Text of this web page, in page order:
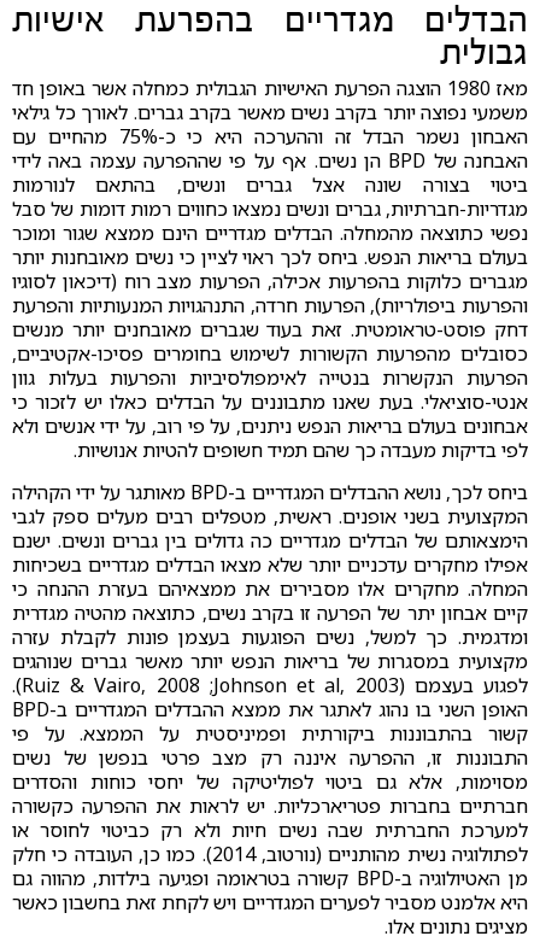
הבדלים מגדריים בהפרעת אישיות
גבולית
מאז 1980 הוצגה הפרעת האישיות הגבולית כמחלה אשר באופן חד
משמעי נפוצה יותר בקרב נשים מאשר בקרב גברים. לאורך כל גילאי
האבחון נשמר הבדל זה וההערכה היא כי כ-75% מהחיים עם
האבחנה של BPD הן נשים. אף על פי שההפרעה עצמה באה לידי
ביטוי בצורה שונה אצל גברים ונשים, בהתאם לנורמות
מגדריות-חברתיות, גברים ונשים נמצאו כחווים רמות דומות של סבל
נפשי כתוצאה מהמחלה. הבדלים מגדריים הינם ממצא שגור ומוכר
בעולם בריאות הנפש. ביחס לכך ראוי לציין כי נשים מאובחנות יותר
מגברים כלוקות בהפרעות אכילה, הפרעות מצב רוח (דיכאון לסוגיו
והפרעות ביפולריות), הפרעות חרדה, התנהגויות המנעותיות והפרעת
דחק פוסט-טראומטית. זאת בעוד שגברים מאובחנים יותר מנשים
כסובלים מהפרעות הקשורות לשימוש בחומרים פסיכו-אקטיביים,
הפרעות הנקשרות בנטייה לאימפולסיביות והפרעות בעלות גוון
אנטי-סוציאלי. בעת שאנו מתבוננים על הבדלים כאלו יש לזכור כי
אבחונים בעולם בריאות הנפש ניתנים, על פי רוב, על ידי אנשים ולא
לפי בדיקות מעבדה כך שהם תמיד חשופים להטיות אנושיות.
ביחס לכך, נושא ההבדלים המגדריים ב-BPD מאותגר על ידי הקהילה
המקצועית בשני אופנים. ראשית, מטפלים רבים מעלים ספק לגבי
הימצאותם של הבדלים מגדריים כה גדולים בין גברים ונשים. ישנם
אפילו מחקרים עדכניים יותר שלא מצאו הבדלים מגדריים בשכיחות
המחלה. מחקרים אלו מסבירים את ממצאיהם בעזרת ההנחה כי
קיים אבחון יתר של הפרעה זו בקרב נשים, כתוצאה מהטיה מגדרית
ומדגמית. כך למשל, נשים הפוגעות בעצמן פונות לקבלת עזרה
מקצועית במסגרות של בריאות הנפש יותר מאשר גברים שנוהגים
לפגוע בעצמם (Ruiz & Vairo, 2008 ;Johnson et al, 2003).
האופן השני בו נהוג לאתגר את ממצא ההבדלים המגדריים ב-BPD
קשור בהתבוננות ביקורתית ופמיניסטית על הממצא. על פי
התבוננות זו, ההפרעה איננה רק מצב פרטי בנפשן של נשים
מסוימות, אלא גם ביטוי לפוליטיקה של יחסי כוחות והסדרים
חברתיים בחברות פטריארכליות. יש לראות את ההפרעה כקשורה
למערכת החברתית שבה נשים חיות ולא רק כביטוי לחוסר או
לפתולוגיה נשית מהותניים (נורטוב, 2014). כמו כן, העובדה כי חלק
מן האטיולוגיה ב-BPD קשורה בטראומה ופגיעה בילדות, מהווה גם
היא אלמנט מסביר לפערים המגדריים ויש לקחת זאת בחשבון כאשר
מציגים נתונים אלו.